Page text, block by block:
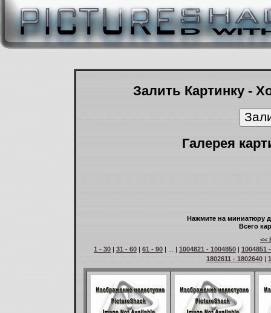
Залить Картинку -
Галерея
Нажмите на миниатюру
Всего
<<
1 - 30 | 31 - 60 | 61 - 90 | ... | 1004821 - 1004850 | 1004851
1802611 - 1802640|